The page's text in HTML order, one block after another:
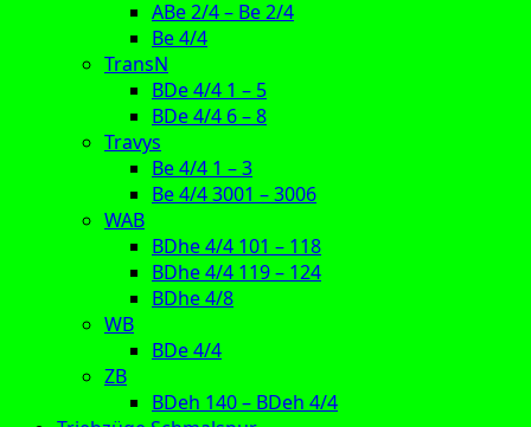
ABe 2/4 – Be 2/4
Be 4/4
TransN
BDe 4/4 1 – 5
BDe 4/4 6 – 8
Travys
Be 4/4 1 – 3
Be 4/4 3001 – 3006
WAB
BDhe 4/4 101 – 118
BDhe 4/4 119 – 124
BDhe 4/8
WB
BDe 4/4
ZB
BDeh 140 – BDeh 4/4